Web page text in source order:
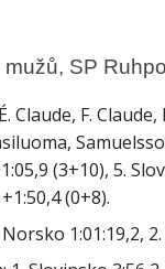
SP
Claude, F.
(3+10), 5.
(0+8).